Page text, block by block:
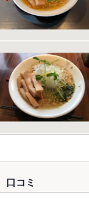
口コミ